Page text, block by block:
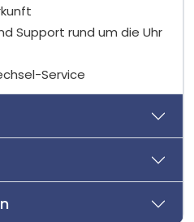
Support rund um die Uhr
Service